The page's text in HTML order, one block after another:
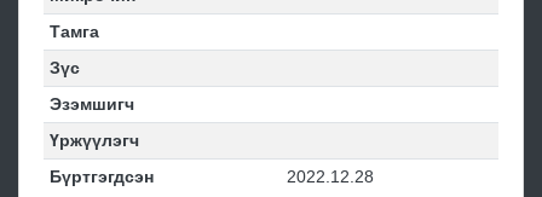
Тамга
Зүс
Эзэмшигч
Үржүүлэгч
Бүртгэгдсэн
2022.12.28